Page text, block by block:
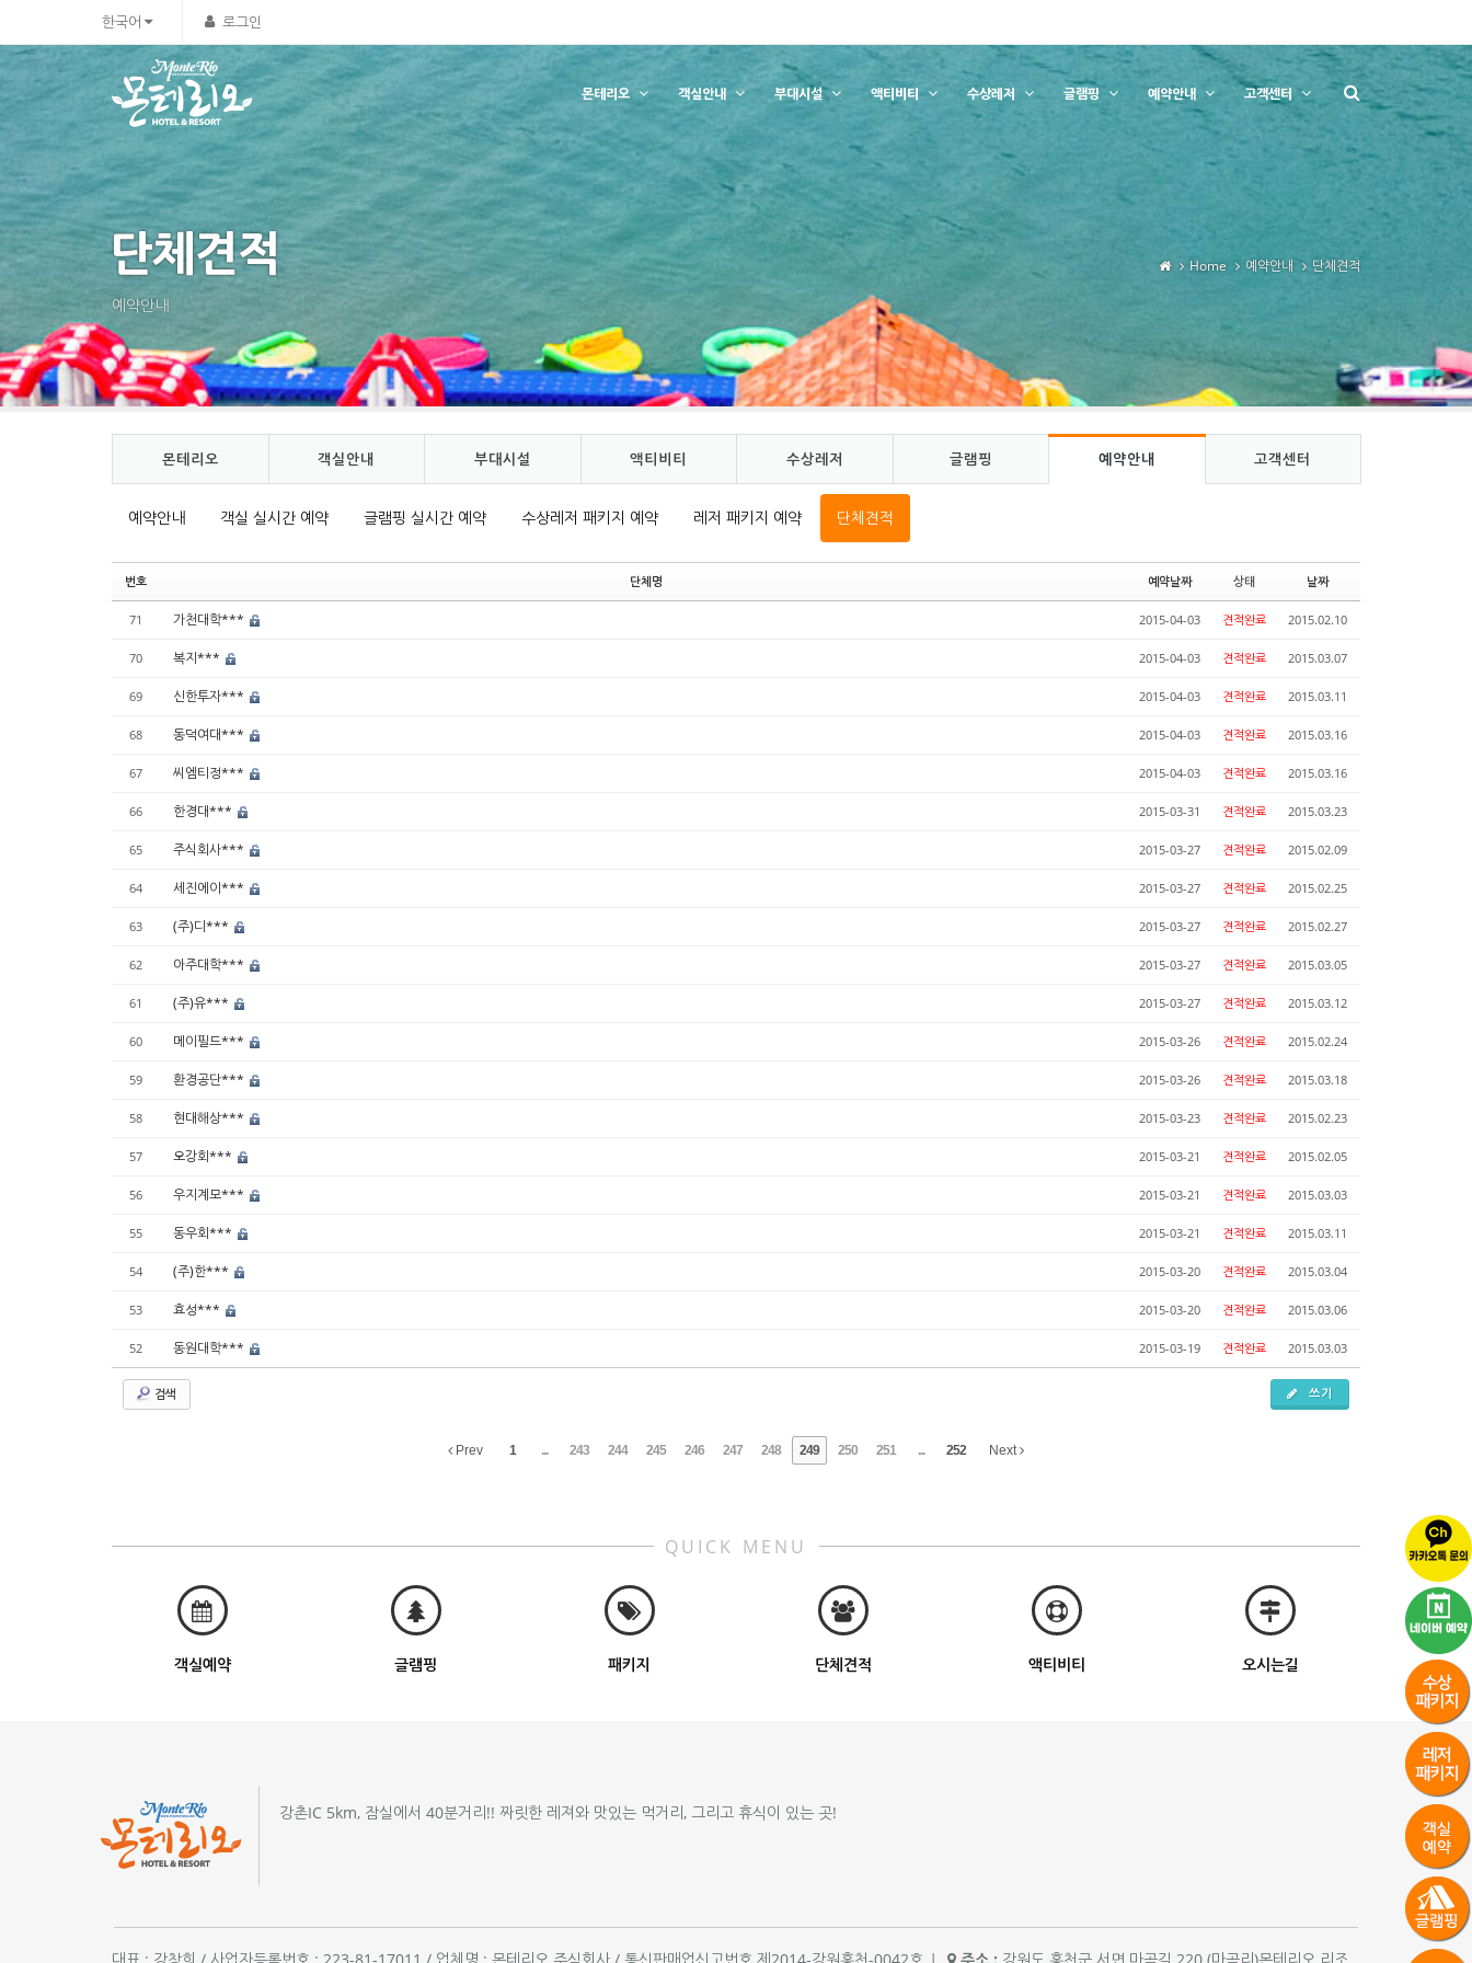
한국어 로그인
몬테리오 객실안내 부대시설 액티비티 수상레저 글램핑 예약안내 고객센터
단체견적
예약안내
Home 예약안내 단체견적
몬테리오 객실안내 부대시설 액티비티 수상레저 글램핑 예약안내 고객센터
예약안내 객실 실시간 예약 글램핑 실시간 예약 수상레저 패키지 예약 레저 패키지 예약 단체견적
번호 단체명 예약날짜 상태 날짜
71 가천대학*** 2015-04-03 견적완료 2015.02.10
70 복지*** 2015-04-03 견적완료 2015.03.07
69 신한투자*** 2015-04-03 견적완료 2015.03.11
68 동덕여대*** 2015-04-03 견적완료 2015.03.16
67 씨엠티정*** 2015-04-03 견적완료 2015.03.16
66 한경대*** 2015-03-31 견적완료 2015.03.23
65 주식회사*** 2015-03-27 견적완료 2015.02.09
64 세진에이*** 2015-03-27 견적완료 2015.02.25
63 (주)디*** 2015-03-27 견적완료 2015.02.27
62 아주대학*** 2015-03-27 견적완료 2015.03.05
61 (주)유*** 2015-03-27 견적완료 2015.03.12
60 메이필드*** 2015-03-26 견적완료 2015.02.24
59 환경공단*** 2015-03-26 견적완료 2015.03.18
58 현대해상*** 2015-03-23 견적완료 2015.02.23
57 오강회*** 2015-03-21 견적완료 2015.02.05
56 우지계모*** 2015-03-21 견적완료 2015.03.03
55 동우회*** 2015-03-21 견적완료 2015.03.11
54 (주)한*** 2015-03-20 견적완료 2015.03.04
53 효성*** 2015-03-20 견적완료 2015.03.06
52 동원대학*** 2015-03-19 견적완료 2015.03.03
검색 쓰기
Prev 1 ... 243 244 245 246 247 248 249 250 251 ... 252 Next
QUICK MENU
객실예약 글램핑 패키지 단체견적 액티비티 오시는길
강촌IC 5km, 잠실에서 40분거리!! 짜릿한 레져와 맛있는 먹거리, 그리고 휴식이 있는 곳!
Sketchbook5, 스케치북5